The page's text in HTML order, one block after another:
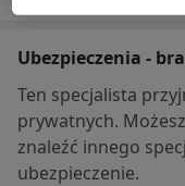
Ubezpieczenia -
Ten specjalista
prywatnych.
znaleźć innego
ubezpieczenie.